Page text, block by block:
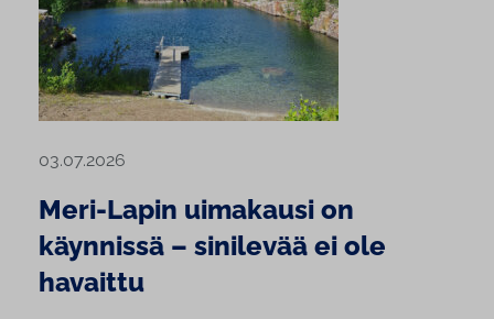
03.07.2026
Meri-Lapin uimakausi on
käynnissä – sinilevää ei ole
havaittu